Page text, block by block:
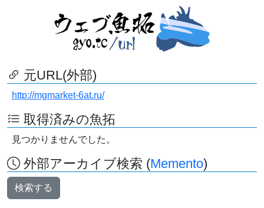
元URL(外部)
http://mgmarket-6at.ru/
取得済みの魚拓
見つかりませんでした。
外部アーカイブ検索 (Memento)
検索する